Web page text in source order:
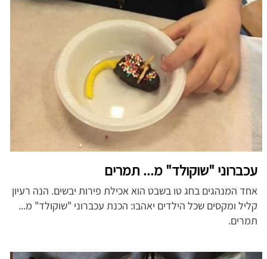
עכברוני "שוקולד" מ... תמרים
אחד המנהגים בחג טו בשבט הוא אכילת פירות יבשים. הנה רעיון
קליל ומקסים שכל הילדים יאהבו: הכנת עכברוני "שוקולד" מ...
תמרים.